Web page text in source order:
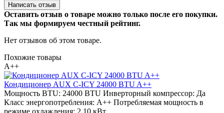
Написать отзыв
Оставить отзыв о товаре можно только после его покупки.
Так мы формируем честный рейтинг.
Нет отзывов об этом товаре.
Похожие товары
A++
Кондиционер AUX C-ICY 24000 BTU A++
Мощность BTU: 24000 BTU Инверторный компрессор: Да
Класс энергопотребления: A++ Потребляемая мощность в